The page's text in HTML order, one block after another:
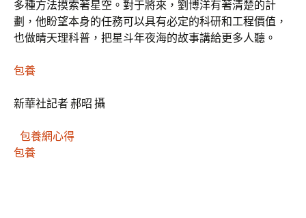
多種方法摸索著星空。對于將來，劉博洋有著清楚的計
劃，他盼望本身的任務可以具有必定的科研和工程價值，
也做晴天理科普，把星斗年夜海的故事講給更多人聽。
包養
新華社記者 郝昭 攝
包養網心得
包養